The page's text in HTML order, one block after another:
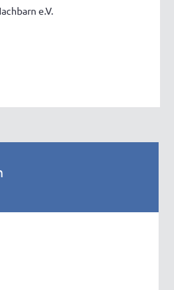
e.V.